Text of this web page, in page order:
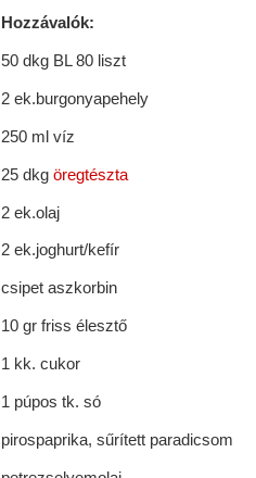
Hozzávalók:
50 dkg BL 80 liszt
2 ek.burgonyapehely
250 ml víz
25 dkg öregtészta
2 ek.olaj
2 ek.joghurt/kefír
csipet aszkorbin
10 gr friss élesztő
1 kk. cukor
1 púpos tk. só
pirospaprika, sűrített paradicsom